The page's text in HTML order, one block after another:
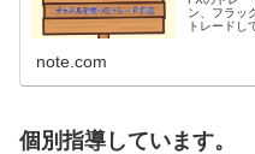
ン、フラッ
トレード
note.com
個別指導しています。